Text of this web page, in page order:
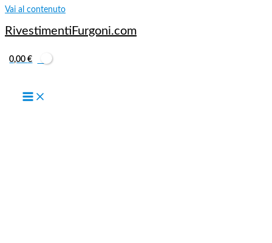
Vai al contenuto
RivestimentiFurgoni.com
0,00€